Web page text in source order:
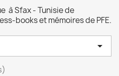
à Sfax - Tunisie de
books et mémoires de PFE.
